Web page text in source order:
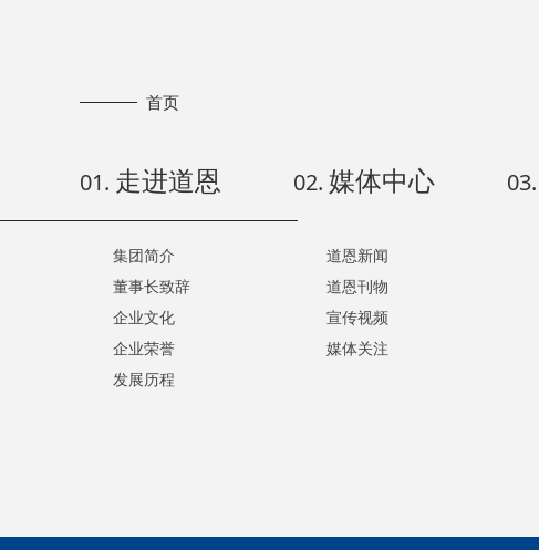
首页
01. 走进道恩
集团简介
董事长致辞
企业文化
企业荣誉
发展历程
02. 媒体中心
道恩新闻
道恩刊物
宣传视频
媒体关注
03.